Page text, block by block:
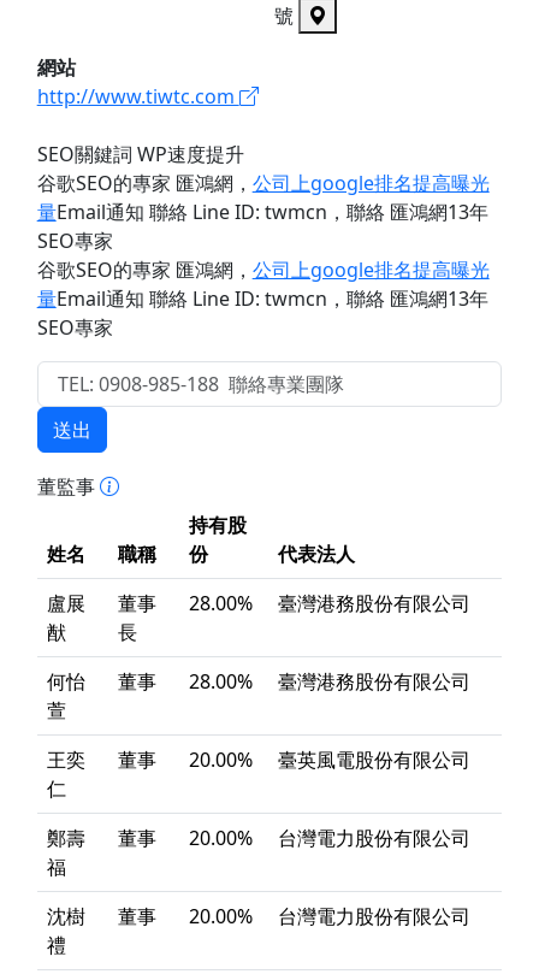
號
網站
http://www.tiwtc.com
SEO關鍵詞 WP速度提升
谷歌SEO的專家 匯鴻網 ， 公司上google排名提高曝光
量Email通知 聯絡 Line ID: twmcn ，聯絡 匯鴻網13年
SEO專家
谷歌SEO的專家 匯鴻網 ， 公司上google排名提高曝光
量Email通知 聯絡 Line ID: twmcn ，聯絡 匯鴻網13年
SEO專家
送出
董監事
姓名 職稱
持有股
份
代表法人
盧展
猷
董事
長
28.00% 臺灣港務股份有限公司
何怡
萱
董事 28.00% 臺灣港務股份有限公司
王奕
仁
董事 20.00% 臺英風電股份有限公司
鄭壽
福
董事 20.00% 台灣電力股份有限公司
沈樹
禮
董事 20.00% 台灣電力股份有限公司